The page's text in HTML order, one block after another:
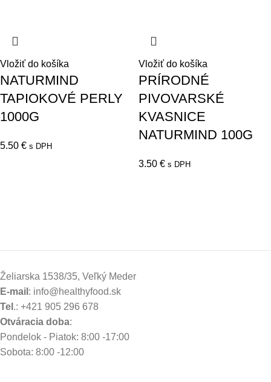
Vložiť do košíka
NATURMIND
TAPIOKOVÉ PERLY
1000G
5.50 € s DPH
Vložiť do košíka
PRÍRODNÉ
PIVOVARSKÉ
KVASNICE
NATURMIND 100G
3.50 € s DPH
Želiarska 1538/35, Veľký Meder
E-mail : info@healthyfood.sk
Tel .: +421 905 296 678
Otváracia doba:
Pondelok - Piatok: 8:00 -17:00
Sobota: 8:00 -12:00